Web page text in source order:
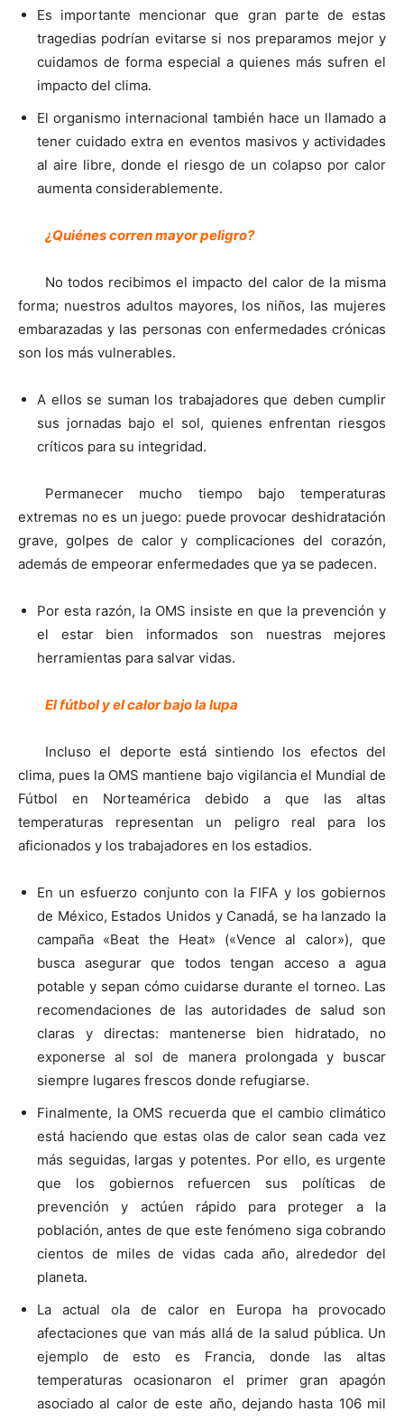
Es importante mencionar que gran parte de estas
tragedias podrían evitarse si nos preparamos mejor y
cuidamos de forma especial a quienes más sufren el
impacto del clima.
El organismo internacional también hace un llamado a
tener cuidado extra en eventos masivos y actividades
al aire libre, donde el riesgo de un colapso por calor
aumenta considerablemente.
¿Quiénes corren mayor peligro?
No todos recibimos el impacto del calor de la misma
forma; nuestros adultos mayores, los niños, las mujeres
embarazadas y las personas con enfermedades crónicas
son los más vulnerables.
A ellos se suman los trabajadores que deben cumplir
sus jornadas bajo el sol, quienes enfrentan riesgos
críticos para su integridad.
Permanecer mucho tiempo bajo temperaturas
extremas no es un juego: puede provocar deshidratación
grave, golpes de calor y complicaciones del corazón,
además de empeorar enfermedades que ya se padecen.
Por esta razón, la OMS insiste en que la prevención y
el estar bien informados son nuestras mejores
herramientas para salvar vidas.
El fútbol y el calor bajo la lupa
Incluso el deporte está sintiendo los efectos del
clima, pues la OMS mantiene bajo vigilancia el Mundial de
Fútbol en Norteamérica debido a que las altas
temperaturas representan un peligro real para los
aficionados y los trabajadores en los estadios.
En un esfuerzo conjunto con la FIFA y los gobiernos
de México, Estados Unidos y Canadá, se ha lanzado la
campaña «Beat the Heat» («Vence al calor»), que
busca asegurar que todos tengan acceso a agua
potable y sepan cómo cuidarse durante el torneo. Las
recomendaciones de las autoridades de salud son
claras y directas: mantenerse bien hidratado, no
exponerse al sol de manera prolongada y buscar
siempre lugares frescos donde refugiarse.
Finalmente, la OMS recuerda que el cambio climático
está haciendo que estas olas de calor sean cada vez
más seguidas, largas y potentes. Por ello, es urgente
que los gobiernos refuercen sus políticas de
prevención y actúen rápido para proteger a la
población, antes de que este fenómeno siga cobrando
cientos de miles de vidas cada año, alrededor del
planeta.
La actual ola de calor en Europa ha provocado
afectaciones que van más allá de la salud pública. Un
ejemplo de esto es Francia, donde las altas
temperaturas ocasionaron el primer gran apagón
asociado al calor de este año, dejando hasta 106 mil